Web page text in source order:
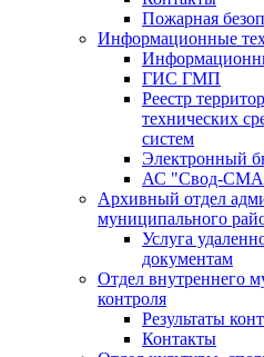
Пожарная
Информационные
ГИС ГМП
Реестр
технических
систем
Электронный
АС "Свод-
Архивный отдел
муниципального
Услуга
документам
Отдел внутреннего
контроля
Результаты
Контакты